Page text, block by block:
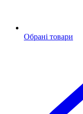
Обрані товари